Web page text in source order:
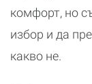
комфорт, но
избор и да
какво не.